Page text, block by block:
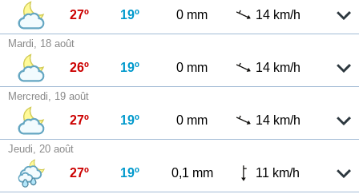
27º 19º 0 mm 14 km/h
Mardi, 18 août
26º 19º 0 mm 14 km/h
Mercredi, 19 août
27º 19º 0 mm 14 km/h
Jeudi, 20 août
27º 19º 0,1 mm 11 km/h